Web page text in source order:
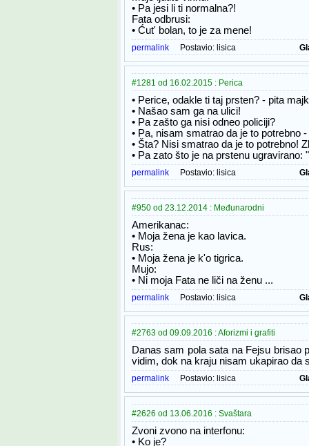
• Pa jesi li ti normalna?!
Fata odbrusi:
• Ćut' bolan, to je za mene!
permalink Postavio: lisica
#1281 od 16.02.2015 : Perica
• Perice, odakle ti taj prsten? - pita
• Našao sam ga na ulici!
• Pa zašto ga nisi odneo policiji?
• Pa, nisam smatrao da je to potrebno
• Šta? Nisi smatrao da je to potrebno!
• Pa zato što je na prstenu ugravirano:
permalink Postavio: lisica
#950 od 23.12.2014 : Međunarodni
Amerikanac:
• Moja žena je kao lavica.
Rus:
• Moja žena je k'o tigrica.
Mujo:
• Ni moja Fata ne liči na ženu ...
permalink Postavio: lisica
#2763 od 09.09.2016 : Aforizmi i grafiti
Danas sam pola sata na Fejsu brisao
vidim, dok na kraju nisam ukapirao da
permalink Postavio: lisica
#2626 od 13.06.2016 : Svaštara
Zvoni zvono na interfonu:
• Ko je?